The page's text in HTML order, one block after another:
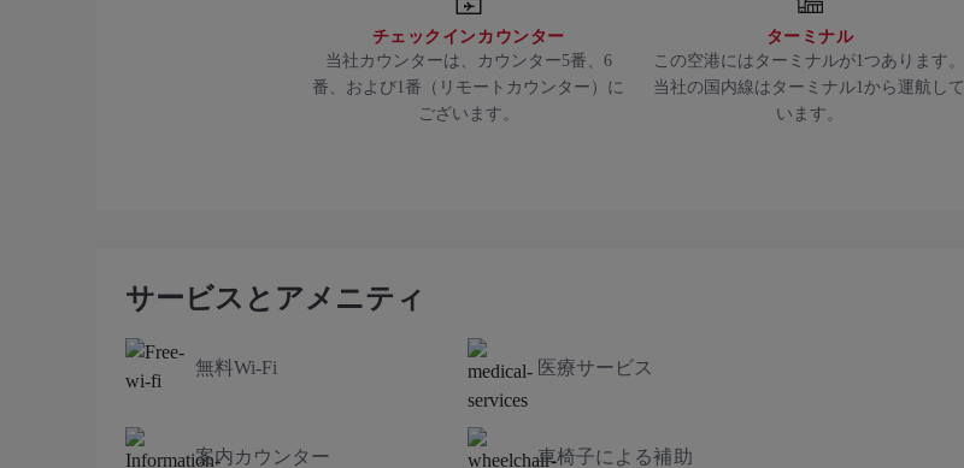
チェックインカウンター
当社カウンターは、カウンター5番、6
番、および1番（リモートカウンター）に
ございます。
ターミナル
この空港にはターミナルが1つあります。
当社の国内線はターミナル1から運航して
います。
サービスとアメニティ
無料Wi-Fi
案内カウンター
医療サービス
車椅子による補助